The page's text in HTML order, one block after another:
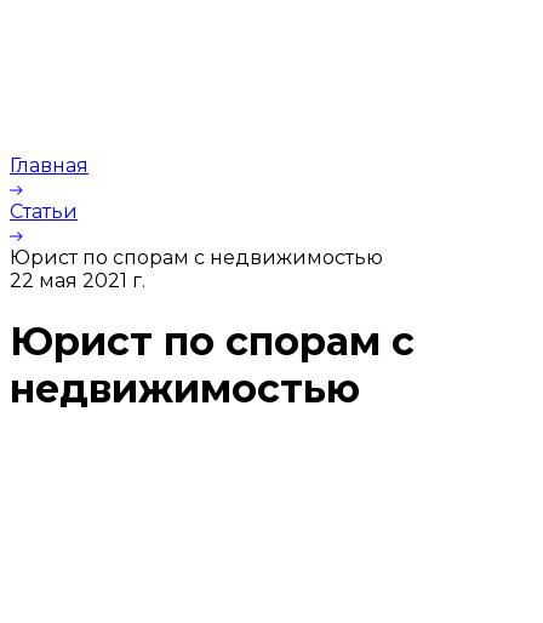
Главная
Статьи
Юрист по спорам с недвижимостью
22 мая 2021 г.
Юрист по спорам с
недвижимостью